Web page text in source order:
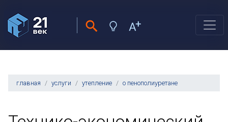
главная услуги утепление о пенополиуретане